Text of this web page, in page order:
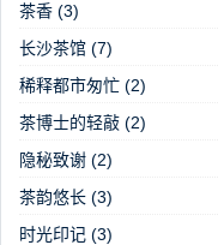
茶香 (3)
长沙茶馆 (7)
稀释都市匆忙 (2)
茶博士的轻敲 (2)
隐秘致谢 (2)
茶韵悠长 (3)
时光印记 (3)